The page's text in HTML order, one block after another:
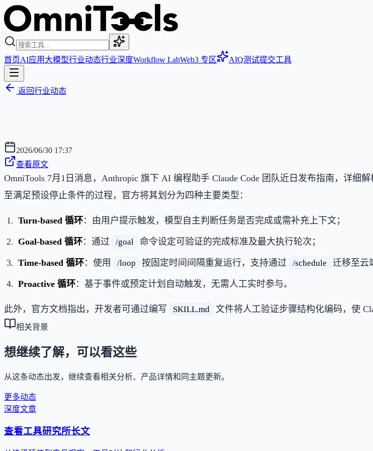
首页AI应用 大模型行业动态行业深度Workflow LabWeb3 专区 AIQ测试提交工具
返回行业动态
2026/06/30 17:37
查看原文
OmniTools 7月1日消息，Anthropic 旗下 AI 编程助手 Claude Code 团队近日发布指南，详
至满足预设停止条件的过程，官方将其划分为四种主要类型：
Turn-based 循环：由用户提示触发，模型自主判断任务是否完成或需补充上下文；
Goal-based 循环：通过 /goal 命令设定可验证的完成标准及最大执行轮次；
Time-based 循环：使用 /loop 按固定时间间隔重复运行，支持通过 /schedule 迁移至云
Proactive 循环：基于事件或预定计划自动触发，无需人工实时参与。
此外，官方文档指出，开发者可通过编写 SKILL.md 文件将人工验证步骤结构化编码，使
相关背景
想继续了解，可以看这些
从这条动态出发，继续查看相关分析、产品详情和同主题更新。
更多动态
深度文章
查看工具研究所长文